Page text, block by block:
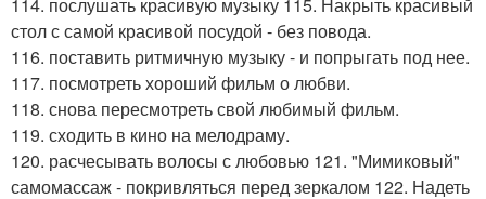
стол с самой красивой посудой - без повода.
116. поставить ритмичную музыку - и попрыгать под нее.
117. посмотреть хороший фильм о любви.
118. снова пересмотреть свой любимый фильм.
119. сходить в кино на мелодраму.
120. расчесывать волосы с любовью 121. "Мимиковый"
самомассаж - покривляться перед зеркалом 122. Надеть